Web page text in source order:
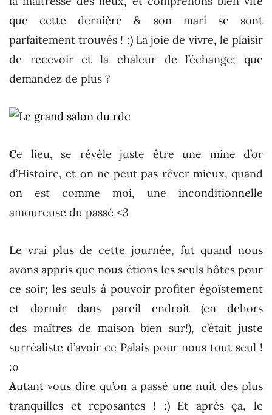
que cette dernière & son mari se sont
parfaitement trouvés ! :) La joie de vivre, le plaisir
de recevoir et la chaleur de l’échange; que
demandez de plus ?
Ce lieu, se révèle juste être une mine d’or
d’Histoire, et on ne peut pas rêver mieux, quand
on est comme moi, une inconditionnelle
amoureuse du passé <3
Le vrai plus de cette journée, fut quand nous
avons appris que nous étions les seuls hôtes pour
ce soir; les seuls à pouvoir profiter égoïstement
et dormir dans pareil endroit (en dehors
des maîtres de maison bien sur!), c’était juste
surréaliste d’avoir ce Palais pour nous tout seul !
:o
Autant vous dire qu’on a passé une nuit des plus
tranquilles et reposantes ! :) Et après ça, le